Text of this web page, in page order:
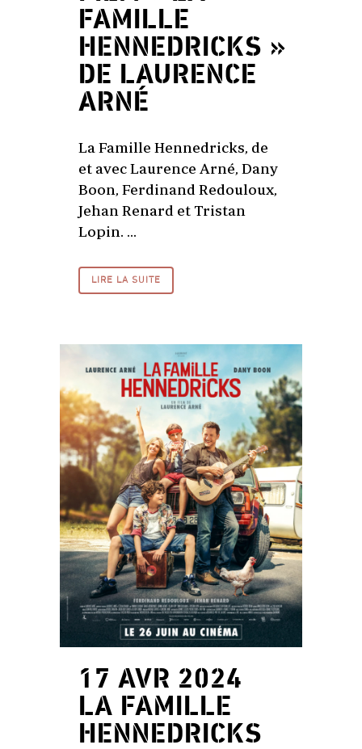
FAMILLE
HENNEDRICKS »
DE LAURENCE
ARNÉ
La Famille Hennedricks, de
et avec Laurence Arné, Dany
Boon, Ferdinand Redouloux,
Jehan Renard et Tristan
Lopin. ...
LIRE LA SUITE
17 AVR 2024
LA FAMILLE
HENNEDRICKS